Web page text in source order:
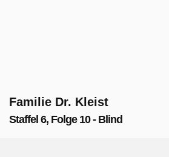
Familie Dr. Kleist
Staffel 6, Folge 10 - Blind